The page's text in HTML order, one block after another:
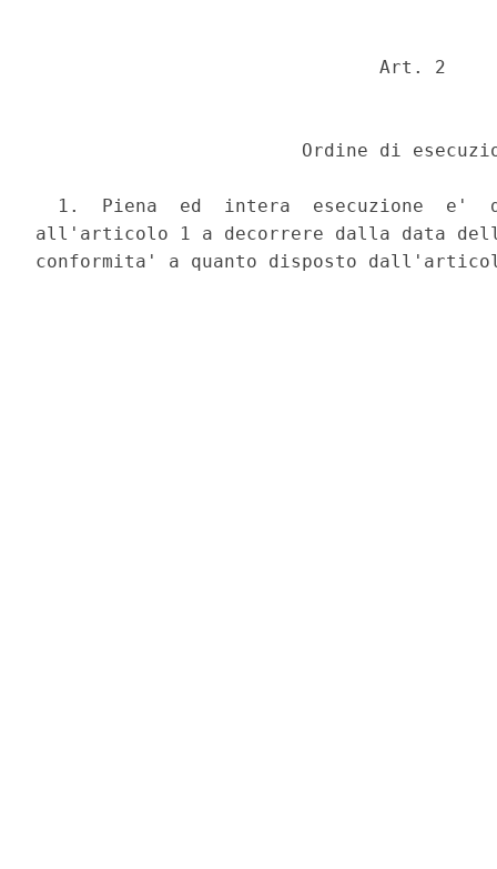
                               Art. 2
Ordine di
1.  Piena  ed  intera  esecuzione  e'
all'articolo 1 a decorrere dalla data